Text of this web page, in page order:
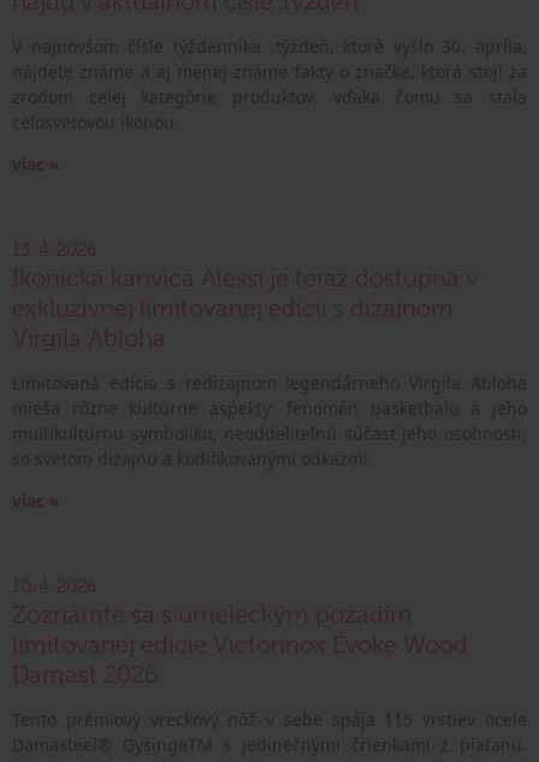
viac »
13. 4. 2026
Ikonická kanvica Alessi je teraz dostupná v
exkluzívnej limitovanej edícii s dizajnom
Virgila Abloha
viac »
10. 4. 2026
Zoznámte sa s umeleckým pozadím
limitovanej edície Victorinox Evoke Wood
Damast 2026